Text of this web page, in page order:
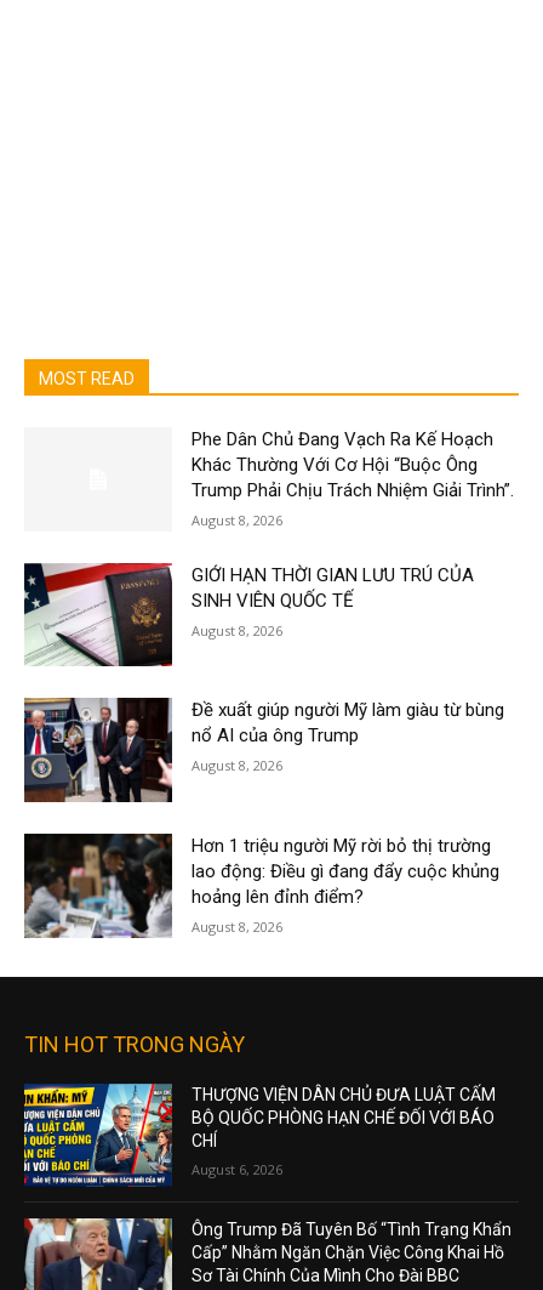
MOST READ
Phe Dân Chủ Đang Vạch Ra Kế Hoạch
Khác Thường Với Cơ Hội “Buộc Ông
Trump Phải Chịu Trách Nhiệm Giải Trình”.
August 8, 2026
GIỚI HẠN THỜI GIAN LƯU TRÚ CỦA
SINH VIÊN QUỐC TẾ
August 8, 2026
Đề xuất giúp người Mỹ làm giàu từ bùng
nổ AI của ông Trump
August 8, 2026
Hơn 1 triệu người Mỹ rời bỏ thị trường
lao động: Điều gì đang đẩy cuộc khủng
hoảng lên đỉnh điểm?
August 8, 2026
TIN HOT TRONG NGÀY
THƯỢNG VIỆN DÂN CHỦ ĐƯA LUẬT CẤM
BỘ QUỐC PHÒNG HẠN CHẾ ĐỐI VỚI BÁO
CHÍ
August 6, 2026
Ông Trump Đã Tuyên Bố “Tình Trạng Khẩn
Cấp” Nhằm Ngăn Chặn Việc Công Khai Hồ
Sơ Tài Chính Của Mình Cho Đài BBC